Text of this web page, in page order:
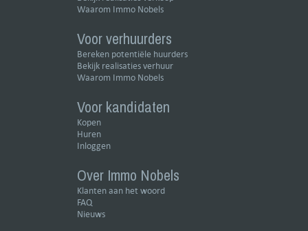
Waarom Immo Nobels
Voor verhuurders
Bereken potentiële huurders
Bekijk realisaties verhuur
Waarom Immo Nobels
Voor kandidaten
Kopen
Huren
Inloggen
Over Immo Nobels
Klanten aan het woord
FAQ
Nieuws